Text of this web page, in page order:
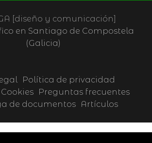
[diseño y comunicación]
en Santiago de Compostela
(Galicia)
Política de privacidad
Preguntas frecuentes
de documentos
Artículos